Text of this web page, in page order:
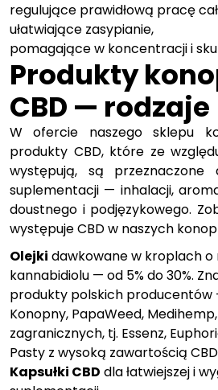
regulujące prawidłową pracę
ułatwiające zasypianie,
pomagające w koncentracji i
Produkty
CBD — rodzaje
W ofercie naszego sklepu
produkty CBD, które ze
występują, są przeznaczone
suplementacji — inhalacji,
doustnego i podjęzykowego.
występuje CBD w naszych
Olejki dawkowane w kroplach o
kannabidiolu — od 5% do 30%.
produkty polskich producentów
Konopny, PapaWeed,
zagranicznych, tj. Essenz,
Pasty z wysoką zawartością
Kapsułki CBD dla łatwiejszej i